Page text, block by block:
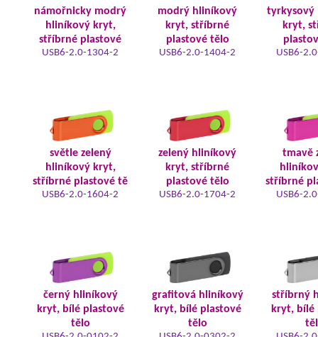
námořnicky modrý
hliníkový kryt,
stříbrné plastové
USB6-2.0-1304-2
modrý hliníkový
kryt, stříbrné
plastové tělo
USB6-2.0-1404-2
tyrkysový
kryt,
USB6-
světle zelený
hliníkový kryt,
stříbrné plastové tě
USB6-2.0-1604-2
zelený hliníkový
kryt, stříbrné
plastové tělo
USB6-2.0-1704-2
tmavě
stříbrné
USB6-
černý hliníkový
kryt, bílé plastové
tělo
grafitová hliníkový
kryt, bílé plastové
tělo
stříbrný
kryt, bílé